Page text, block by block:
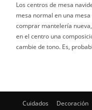
Los centros de mesa
mesa normal en una
comprar mantelería
en el centro una
cambie de tono. Es,
Cuidados Decoración